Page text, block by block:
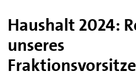
Haushalt 2024:
unseres